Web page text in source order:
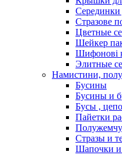
Стразове
Цветные
Шейкер
Шифонові
Элитные
Намистини,
Бусины
Бусины и
Бусы ,
Пайетки
Стразы и
Шапочки и